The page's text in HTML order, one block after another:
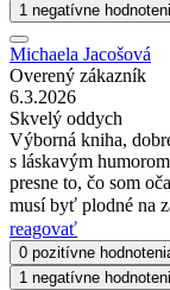
1 negatívne
Michaela Jacošová
Overený zákazník
6.3.2026
Skvelý oddych
Výborná kniha,
s láskavým
presne to, čo som
musí byť plodné na
reagovať
0 pozitívne
1 negatívne